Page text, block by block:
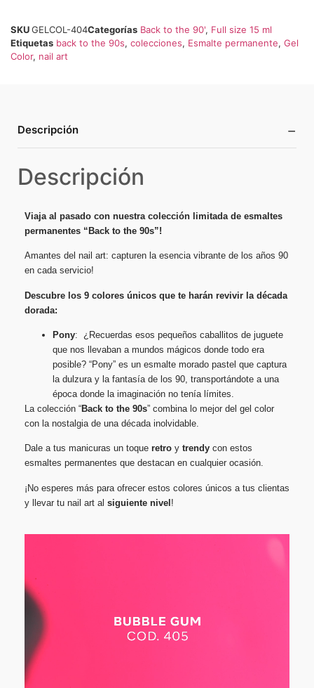
SKUGELCOL-404Categorías Back to the 90', Full size 15 ml
Etiquetas back to the 90s, colecciones, Esmalte permanente, Gel
Color, nail art
Descripción −
Descripción
Viaja al pasado con nuestra colección limitada de esmaltes
permanentes “Back to the 90s”!
Amantes del nail art: capturen la esencia vibrante de los años 90
en cada servicio!
Descubre los 9 colores únicos que te harán revivir la década
dorada:
Pony: ¿Recuerdas esos pequeños caballitos de juguete
que nos llevaban a mundos mágicos donde todo era
posible? “Pony” es un esmalte morado pastel que captura
la dulzura y la fantasía de los 90, transportándote a una
época donde la imaginación no tenía límites.
La colección “Back to the 90s” combina lo mejor del gel color
con la nostalgia de una década inolvidable.
Dale a tus manicuras un toque retro y trendy con estos
esmaltes permanentes que destacan en cualquier ocasión.
¡No esperes más para ofrecer estos colores únicos a tus clientas
y llevar tu nail art al siguiente nivel !